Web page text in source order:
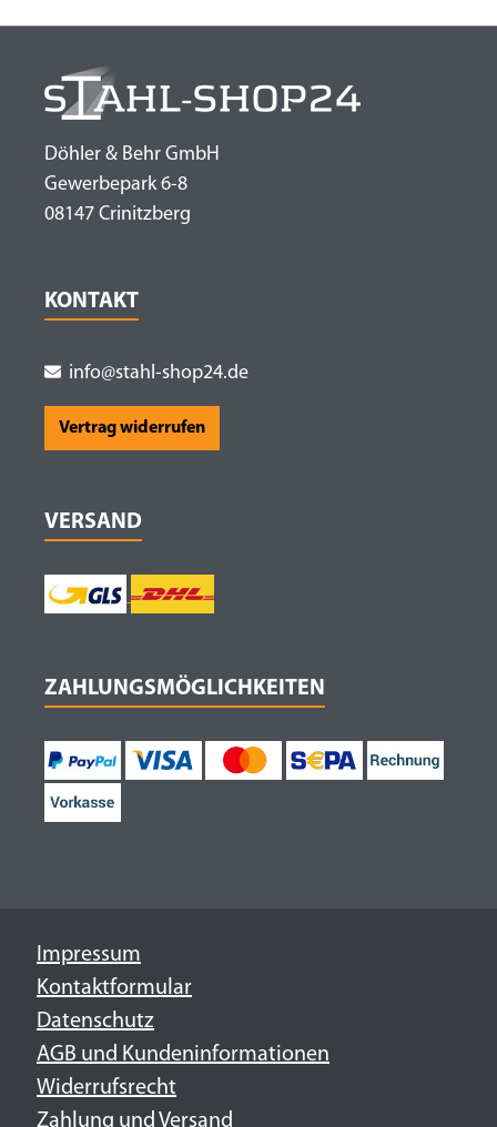
Döhler & Behr GmbH
Gewerbepark 6-8
08147 Crinitzberg
KONTAKT
info@stahl-shop24.de
Vertrag widerrufen
VERSAND
ZAHLUNGSMÖGLICHKEITEN
Impressum
Kontaktformular
Datenschutz
AGB und Kundeninformationen
Widerrufsrecht
Zahlung und Versand